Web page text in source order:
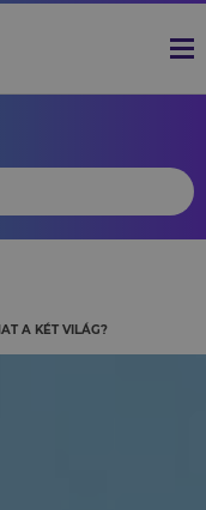
A KÉT VILÁG?